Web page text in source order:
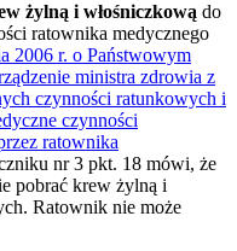
żylną i włośniczkową do
ratownika medycznego
2006 r. o Państwowym
ministra zdrowia z
czynności ratunkowych i
czynności
ratownika
nr 3 pkt. 18 mówi, że
pobrać krew żylną i
Ratownik nie może